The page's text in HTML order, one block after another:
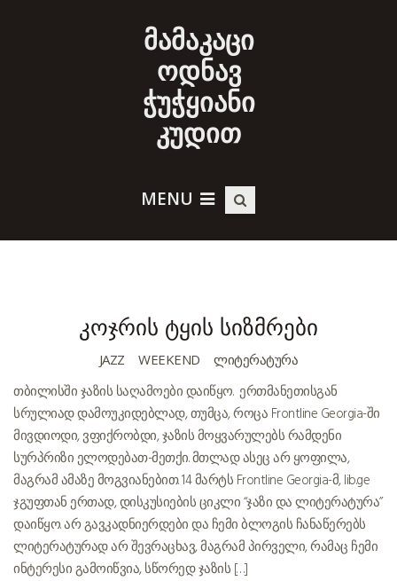
მამაკაცი
ოდნავ
ჭუჭყიანი
კუდით
MENU
კოჯრის ტყის სიზმრები
JAZZ WEEKEND ᲚᲘᲢᲔᲠᲐᲢᲣᲠᲐ
თბილისში ჯაზის საღამოები დაიწყო. ერთმანეთისგან
სრულიად დამოუკიდებლად, თუმცა, როცა Frontline Georgia-ში
მივდიოდი, ვფიქრობდი, ჯაზის მოყვარულებს რამდენი
სურპრიზი ელოდებათ-მეთქი. მთლად ასეც არ ყოფილა,
მაგრამ ამაზე მოგვიანებით. 14 მარტს Frontline Georgia-მ, lib.ge
ჯგუფთან ერთად, დისკუსიების ციკლი “ჯაზი და ლიტერატურა”
დაიწყო. არ გავკადნიერდები და ჩემი ბლოგის ჩანაწერებს
ლიტერატურად არ შევრაცხავ, მაგრამ პირველი, რამაც ჩემი
ინტერესი გამოიწვია, სწორედ ჯაზის […]